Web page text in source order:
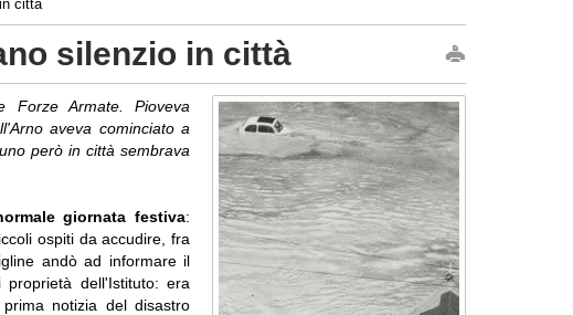
città
silenzio in città
Armate. Pioveva
aveva cominciato a
però in città sembrava
giornata festiva:
ospiti da accudire, fra
andò ad informare il
dell'Istituto: era
notizia del disastro